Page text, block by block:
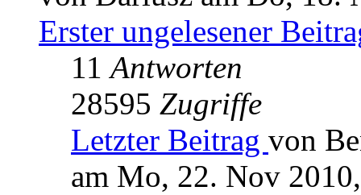
Erster ungelesener
11Antworten
28595 Zugriffe
Letzter Beitrag von
am Mo, 22. Nov